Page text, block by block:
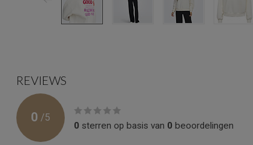
REVIEWS
0 /5
0 sterren op basis van 0 beoordelingen